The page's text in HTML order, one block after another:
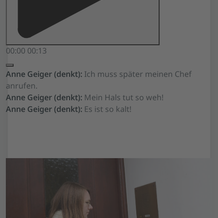
00:00 00:13
Anne Geiger (denkt): Ich muss später meinen Chef
anrufen.
Anne Geiger (denkt): Mein Hals tut so weh!
Anne Geiger (denkt): Es ist so kalt!